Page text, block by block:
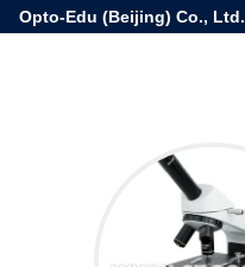
Opto-Edu (Beijing) Co., Ltd.